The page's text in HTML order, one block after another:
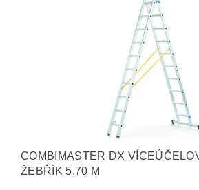
COMBIMASTER DX
ŽEBŘÍK 5,70 M